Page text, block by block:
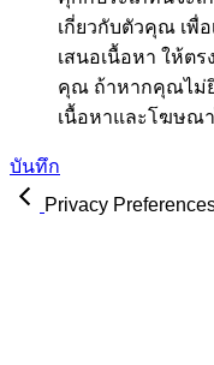
เกี่ยวกับตัวคุณ เพื่
เสนอเนื้อหา ให้ต
คุณ ถ้าหากคุณไม่ยิ
เนื้อหาและโฆษณ
บันทึก
Privacy